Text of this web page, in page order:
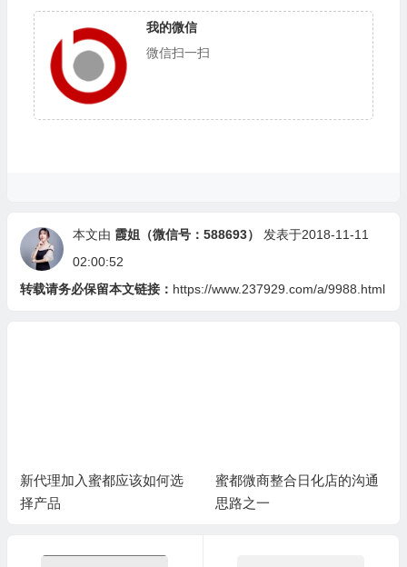
我的微信
微信扫一扫
本文由 霞姐（微信号：588693）
发表于2018-11-11
02:00:52
转载请务必保留本文链接： https://www.237929.com/a/9988.html
新代理加入蜜都应该如何选
择产品
蜜都微商整合日化店的沟通
思路之一